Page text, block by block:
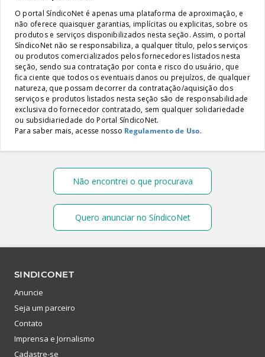
O portal SíndicoNet é apenas uma plataforma de aproximação, e
não oferece quaisquer garantias, implícitas ou explicitas, sobre os
produtos e serviços disponibilizados nesta seção. Assim, o portal
SíndicoNet não se responsabiliza, a qualquer título, pelos serviços
ou produtos comercializados pelos fornecedores listados nesta
seção, sendo sua contratação por conta e risco do usuário, que
fica ciente que todos os eventuais danos ou prejuízos, de qualquer
natureza, que possam decorrer da contratação/aquisição dos
serviços e produtos listados nesta seção são de responsabilidade
exclusiva do fornecedor contratado, sem qualquer solidariedade
ou subsidiariedade do Portal SíndicoNet.
Para saber mais, acesse nosso Regulamento de Uso.
Não encontrei o que procurava
Quero anunciar no SíndicoNet
SINDICONET
Anuncie
Seja um parceiro
Contato
Imprensa e Jornalismo
Cadastre-se